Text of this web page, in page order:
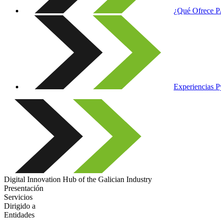
¿Qué Ofrece
Experiencias
Digital Innovation Hub of the Galician Industry
Presentación
Servicios
Dirigido a
Entidades